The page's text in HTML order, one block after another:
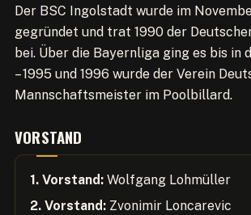
Der BSC Ingolstadt wurde im
gegründet und trat 1990 der
bei. Über die Bayernliga ging es bis in
– 1995 und 1996 wurde der Verein
Mannschaftsmeister im Poolbillard.
VORSTAND
1. Vorstand: Wolfgang Lohmüller
2. Vorstand: Zvonimir Loncarevic